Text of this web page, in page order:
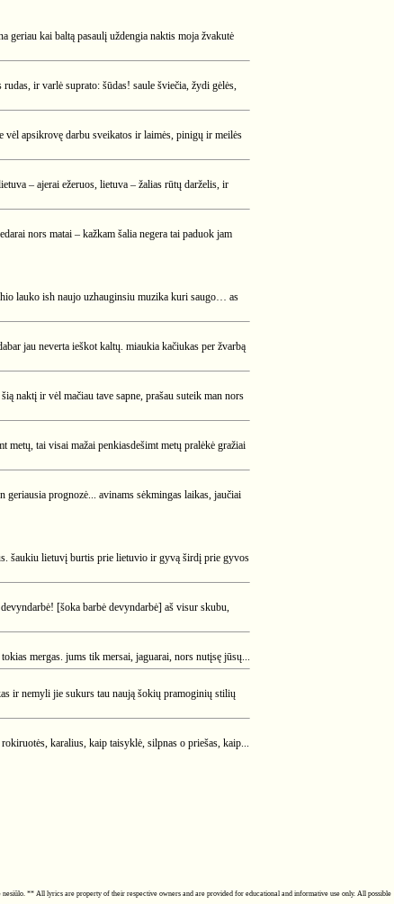
geriau kai baltą pasaulį uždengia naktis moja žvakutė
ir varlė suprato: šūdas! saule šviečia, žydi gėlės,
vėl apsikrovę darbu sveikatos ir laimės, pinigų ir meilės
– ajerai ežeruos, lietuva – žalias rūtų darželis, ir
nors matai – kažkam šalia negera tai paduok jam
lauko ish naujo uzhauginsiu muzika kuri saugo… as
jau neverta ieškot kaltų. miaukia kačiukas per žvarbą
naktį ir vėl mačiau tave sapne, prašau suteik man nors
tai visai mažai penkiasdešimt metų pralėkė gražiai
prognozė... avinams sėkmingas laikas, jaučiai
šaukiu lietuvį burtis prie lietuvio ir gyvą širdį prie gyvos
[šoka barbė devyndarbė] aš visur skubu,
mergas. jums tik mersai, jaguarai, nors nutįsę jūsų...
ir nemyli jie sukurs tau naują šokių pramoginių stilių
karalius, kaip taisyklė, silpnas o priešas, kaip...
** All lyrics are property of their respective owners and are provided for educational and informative use only. All possible